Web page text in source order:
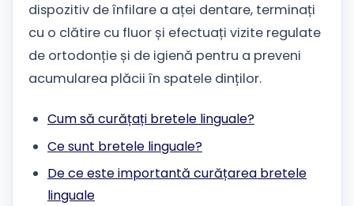
dispozitiv de înfilare a aței dentare, terminați
cu o clătire cu fluor și efectuați vizite regulate
de ortodonție și de igienă pentru a preveni
acumularea plăcii în spatele dinților.
Cum să curățați bretele linguale?
Ce sunt bretele linguale?
De ce este importantă curățarea bretele
linguale